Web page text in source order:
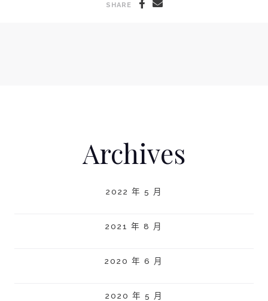
SHARE
Archives
2022 年 5 月
2021 年 8 月
2020 年 6 月
2020 年 5 月